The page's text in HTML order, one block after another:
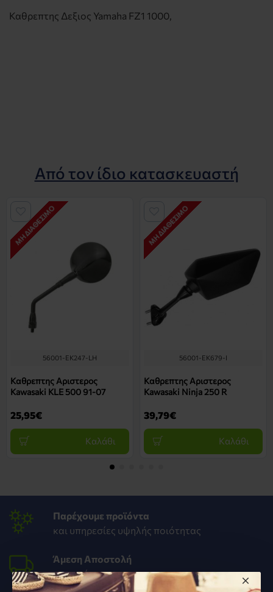
Καθρεπτης Δεξιος Yamaha FZ1 1000,
Από τον ίδιο κατασκευαστή
ΜΗ ΔΙΑΘΈΣΙΜΟ
56001-EK247-LH
Καθρεπτης Αριστερος
Kawasaki KLE 500 91-07
25,95€
Καλάθι
ΜΗ ΔΙΑΘΈΣΙΜΟ
56001-EK679-I
Καθρεπτης Αριστερος
Kawasaki Ninja 250 R
39,79€
Καλάθι
Παρέχουμε προϊόντα
και υπηρεσίες υψηλής ποιότητας
Άμεση Αποστολή
στον χώρο σου